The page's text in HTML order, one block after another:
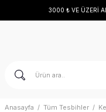
3000 ₺ VE ÜZERİ
Anasayfa Tüm Tesbihler